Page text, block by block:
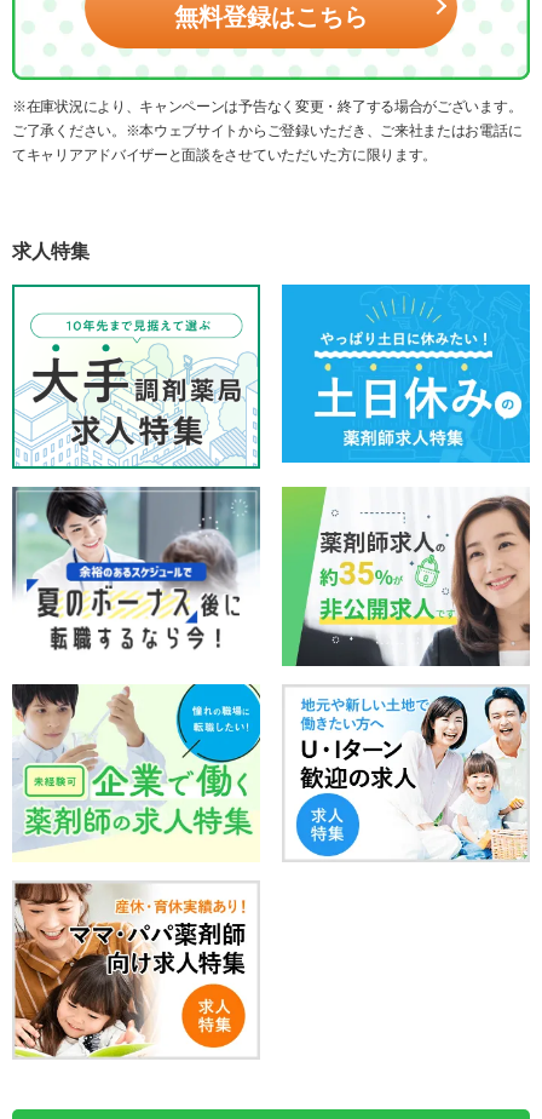
無料登録はこちら
※在庫状況により、キャンペーンは予告なく変更・終了する場合がございます。
ご了承ください。※本ウェブサイトからご登録いただき、ご来社またはお電話に
てキャリアアドバイザーと面談をさせていただいた方に限ります。
求人特集